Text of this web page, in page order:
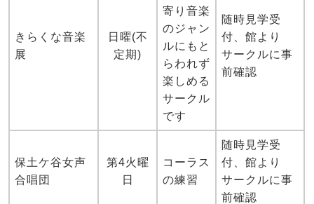
きらくな音楽
展
日曜(不
定期)
寄り音楽
のジャン
ルにもと
らわれず
楽しめる
サークル
です
随時見学受
付、館より
サークルに事
前確認
保土ケ谷女声
合唱団
第4火曜
日
コーラス
の練習
随時見学受
付、館より
サークルに事
前確認